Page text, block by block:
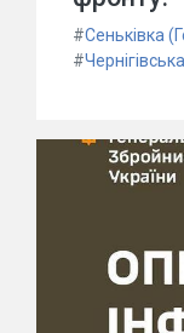
#Сеньківка
#